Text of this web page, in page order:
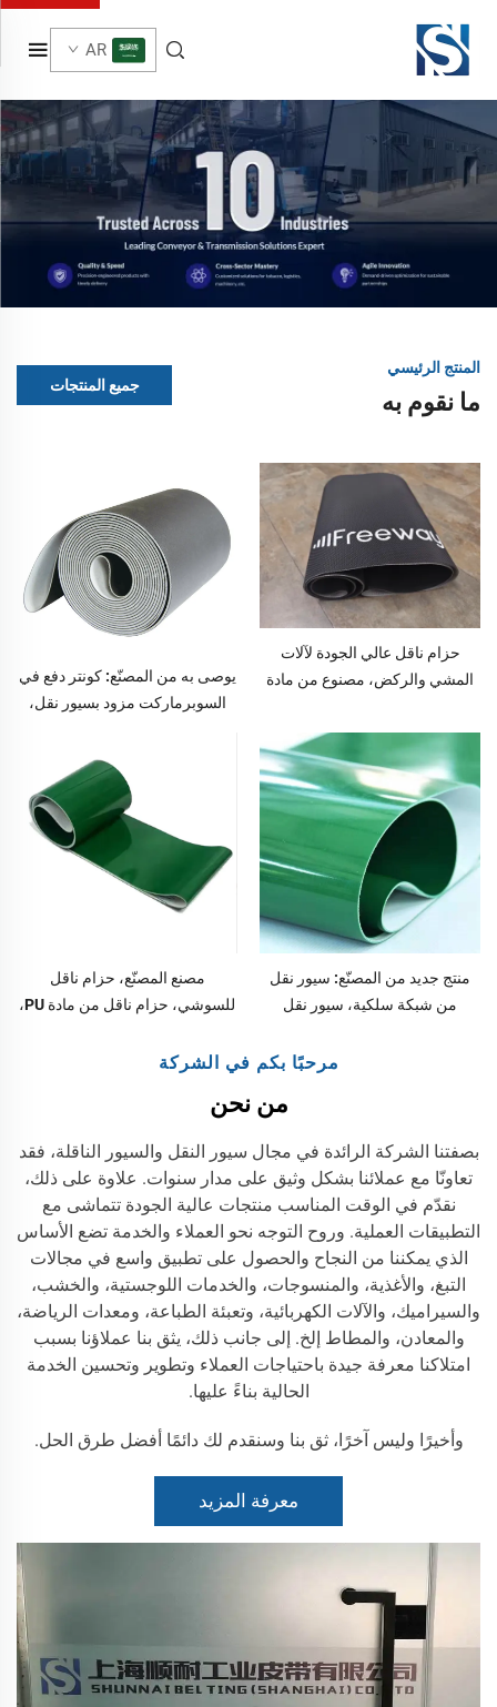
AR
المنتج الرئيسي
ما نقوم به
جميع المنتجات
حزام ناقل عالي الجودة لآلات
المشي والركض، مصنوع من مادة
أسود وسمك ١٫٨ مم، ويتميز
بتصميمه الماسي الذي يقلل
الضوضاء أثناء التشغيل
يوصى به من المصنّع: كونتر دفع في
السوبرماركت مزود بسيور نقل،
السرعة، من مادة البولي يوريثان
منتج جديد من المصنّع: سيور نقل
من شبكة سلكية، سيور نقل
مصنع المصنّع، حزام ناقل
للسوشي، حزام ناقل من مادة PU،
مرحبًا بكم في الشركة
من نحن
بصفتنا الشركة الرائدة في مجال سيور النقل والسيور الناقلة، فقد
تعاونّا مع عملائنا بشكل وثيق على مدار سنوات. علاوة على ذلك،
نقدّم في الوقت المناسب منتجات عالية الجودة تتماشى مع
التطبيقات العملية. وروح التوجه نحو العملاء والخدمة تضع الأساس
الذي يمكننا من النجاح والحصول على تطبيق واسع في مجالات
التبغ، والأغذية، والمنسوجات، والخدمات اللوجستية، والخشب،
والسيراميك، والآلات الكهربائية، وتعبئة الطباعة، ومعدات الرياضة،
والمعادن، والمطاط إلخ. إلى جانب ذلك، يثق بنا عملاؤنا بسبب
امتلاكنا معرفة جيدة باحتياجات العملاء وتطوير وتحسين الخدمة
الحالية بناءً عليها.
وأخيرًا وليس آخرًا، ثق بنا وسنقدم لك دائمًا أفضل طرق الحل.
معرفة المزيد